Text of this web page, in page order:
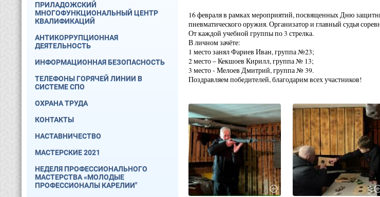
ПРИЛАДОЖСКИЙ
МНОГОФУНКЦИОНАЛЬНЫЙ ЦЕНТР
КВАЛИФИКАЦИЙ
АНТИКОРРУПЦИОННАЯ
ДЕЯТЕЛЬНОСТЬ
ИНФОРМАЦИОННАЯ БЕЗОПАСНОСТЬ
ТЕЛЕФОНЫ ГОРЯЧЕЙ ЛИНИИ В
СИСТЕМЕ СПО
ОХРАНА ТРУДА
КОНТАКТЫ
НАСТАВНИЧЕСТВО
МАСТЕРСКИЕ 2021
НЕДЕЛЯ ПРОФЕССИОНАЛЬНОГО
МАСТЕРСТВА «МОЛОДЫЕ
ПРОФЕССИОНАЛЫ КАРЕЛИИ"
16 февраля в рамках мероприятий, посвященных Дню
пневматического оружия. Организатор и главный судья
От каждой учебной группы по 3 стрелка.
В личном зачёте:
1 место занял Фариев Иван, группа №23;
2 место – Кекшоев Кирилл, группа № 13;
3 место - Мелоев Дмитрий, группа № 39.
Поздравляем победителей, благодарим всех участников!